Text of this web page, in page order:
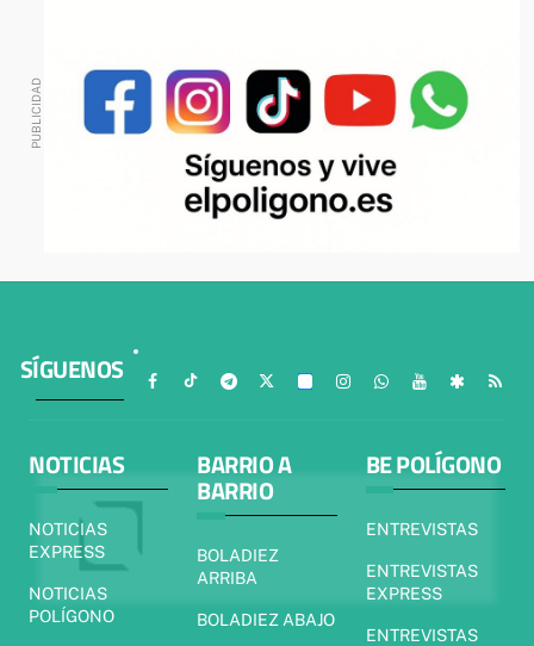
SÍGUENOS
NOTICIAS
NOTICIAS
EXPRESS
NOTICIAS
POLÍGONO
BARRIO A
BARRIO
BOLADIEZ
ARRIBA
BOLADIEZ ABAJO
BE POLÍGONO
ENTREVISTAS
ENTREVISTAS
EXPRESS
ENTREVISTAS